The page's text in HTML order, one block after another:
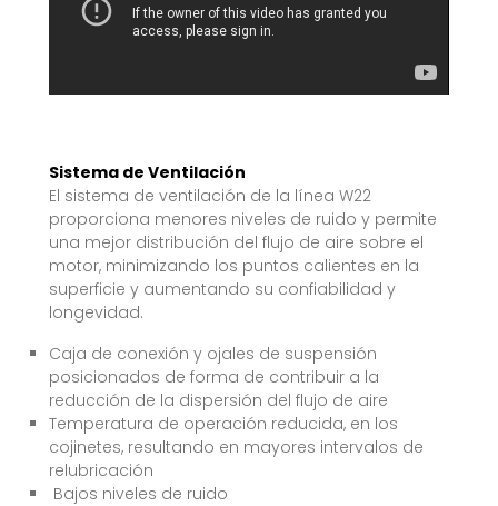
Sistema de Ventilación
El sistema de ventilación de la línea W22
proporciona menores niveles de ruido y permite
una mejor distribución del flujo de aire sobre el
motor, minimizando los puntos calientes en la
superficie y aumentando su confiabilidad y
longevidad.
Caja de conexión y ojales de suspensión
posicionados de forma de contribuir a la
reducción de la dispersión del flujo de aire
Temperatura de operación reducida, en los
cojinetes, resultando en mayores intervalos de
relubricación
Bajos niveles de ruido